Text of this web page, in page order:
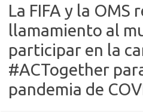
La FIFA y la OMS
llamamiento al
participar en la
#ACTogether
pandemia de